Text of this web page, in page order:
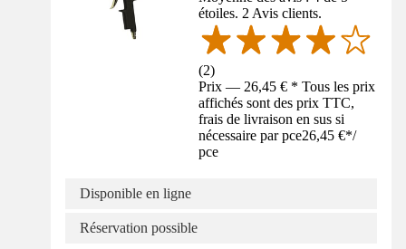
étoiles. 2 Avis clients.
(2)
Prix — 26,45 € * Tous les prix
affichés sont des prix TTC,
frais de livraison en sus si
nécessaire par pce26,45 €*/
pce
Disponible en ligne
Réservation possible